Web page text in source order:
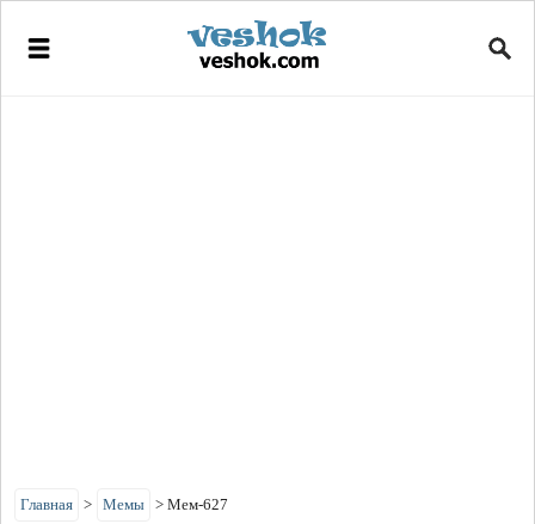
Главная > Мемы > Мем-627